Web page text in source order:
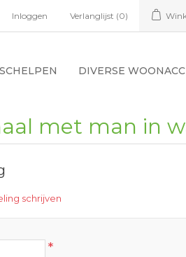
Inloggen Verlanglijst (0)
DIVERSE
met man in
schrijven
*